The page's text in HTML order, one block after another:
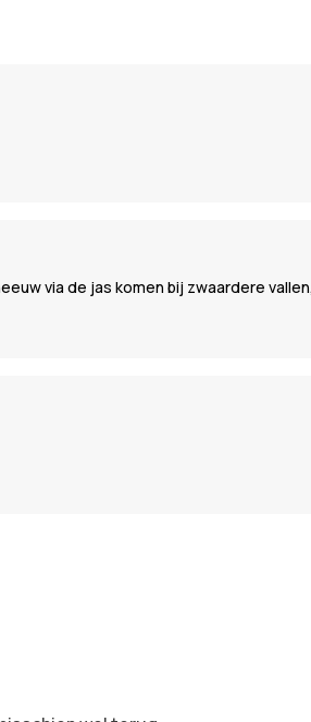
via de jas komen bij zwaardere